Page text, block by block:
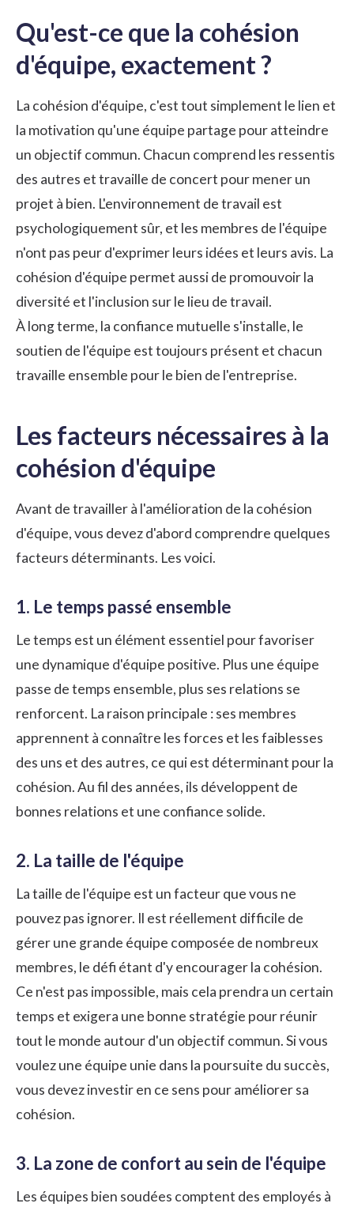
Qu'est-ce que la cohésion
d'équipe, exactement ?
La cohésion d'équipe, c'est tout simplement le lien et
la motivation qu'une équipe partage pour atteindre
un objectif commun. Chacun comprend les ressentis
des autres et travaille de concert pour mener un
projet à bien. L'environnement de travail est
psychologiquement sûr, et les membres de l'équipe
n'ont pas peur d'exprimer leurs idées et leurs avis. La
cohésion d'équipe permet aussi de promouvoir la
diversité et l'inclusion sur le lieu de travail.
À long terme, la confiance mutuelle s'installe, le
soutien de l'équipe est toujours présent et chacun
travaille ensemble pour le bien de l'entreprise.
Les facteurs nécessaires à la
cohésion d'équipe
Avant de travailler à l'amélioration de la cohésion
d'équipe, vous devez d'abord comprendre quelques
facteurs déterminants. Les voici.
1. Le temps passé ensemble
Le temps est un élément essentiel pour favoriser
une dynamique d'équipe positive. Plus une équipe
passe de temps ensemble, plus ses relations se
renforcent. La raison principale : ses membres
apprennent à connaître les forces et les faiblesses
des uns et des autres, ce qui est déterminant pour la
cohésion. Au fil des années, ils développent de
bonnes relations et une confiance solide.
2. La taille de l'équipe
La taille de l'équipe est un facteur que vous ne
pouvez pas ignorer. Il est réellement difficile de
gérer une grande équipe composée de nombreux
membres, le défi étant d'y encourager la cohésion.
Ce n'est pas impossible, mais cela prendra un certain
temps et exigera une bonne stratégie pour réunir
tout le monde autour d'un objectif commun. Si vous
voulez une équipe unie dans la poursuite du succès,
vous devez investir en ce sens pour améliorer sa
cohésion.
3. La zone de confort au sein de l'équipe
Les équipes bien soudées comptent des employés à